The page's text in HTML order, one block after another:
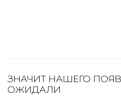
ЗНАЧИТ НАШЕГО
ОЖИДАЛИ